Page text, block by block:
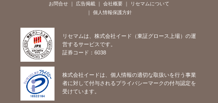
お問合せ 広告掲載 会社概要
リセマムについて
個人情報保護方針
リセマムは、株式会社イード（東証グロース上場）の運
営するサービスです。
証券コード：6038
株式会社イードは、個人情報の適切な取扱いを行う事業
者に対して付与されるプライバシーマークの付与認定を
受けています。